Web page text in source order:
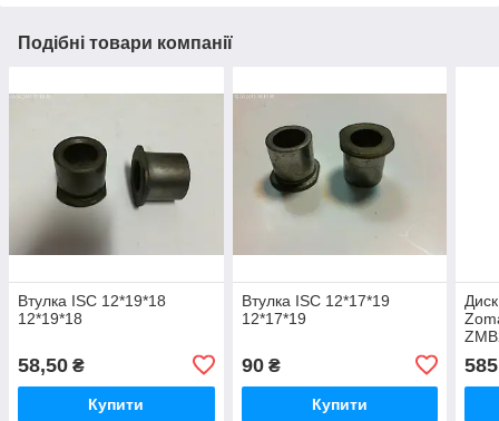
Подібні товари компанії
Втулка ISC 12*19*18
12*19*18
58,50 ₴
Купити
Втулка ISC 12*17*19
12*17*19
90₴
Купити
585